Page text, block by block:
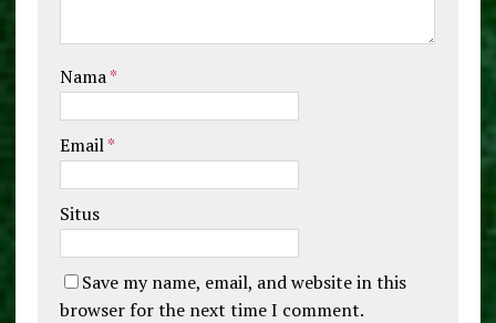
Nama*
Email*
Situs
Save my name, email, and website in this
browser for the next time I comment.